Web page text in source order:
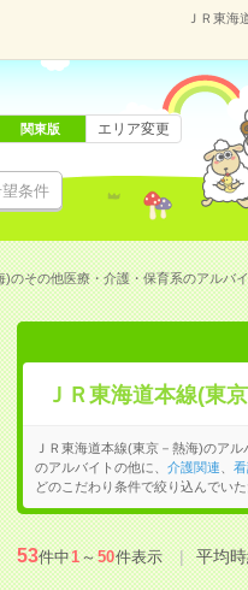
ＪＲ東
条件
関東版 エリア変更
のその他医療・介護・保育系のアルバ
ＪＲ東海道本線(東
ＪＲ東海道本線(東京－熱海)のアル
のアルバイトの他に、 介護関連
どのこだわり条件で絞り込んでいた
53件中1～50件表示 平均